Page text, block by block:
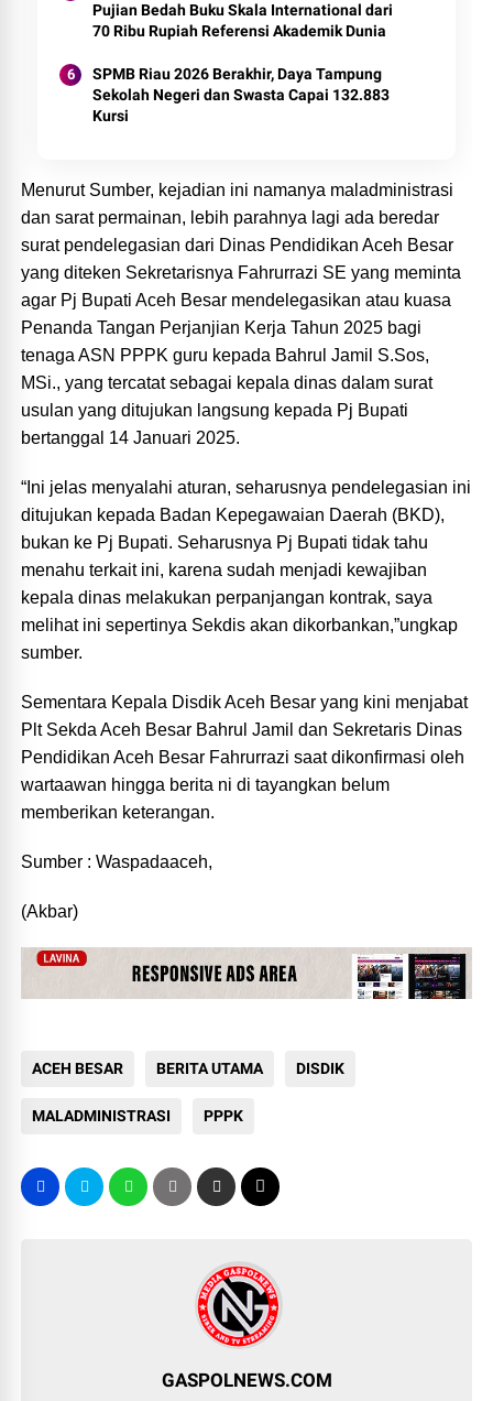
Pujian Bedah Buku Skala International dari
70 Ribu Rupiah Referensi Akademik Dunia
SPMB Riau 2026 Berakhir, Daya Tampung
Sekolah Negeri dan Swasta Capai 132.883
Kursi
Menurut Sumber, kejadian ini namanya maladministrasi
dan sarat permainan, lebih parahnya lagi ada beredar
surat pendelegasian dari Dinas Pendidikan Aceh Besar
yang diteken Sekretarisnya Fahrurrazi SE yang meminta
agar Pj Bupati Aceh Besar mendelegasikan atau kuasa
Penanda Tangan Perjanjian Kerja Tahun 2025 bagi
tenaga ASN PPPK guru kepada Bahrul Jamil S.Sos,
MSi., yang tercatat sebagai kepala dinas dalam surat
usulan yang ditujukan langsung kepada Pj Bupati
bertanggal 14 Januari 2025.
“Ini jelas menyalahi aturan, seharusnya pendelegasian ini
ditujukan kepada Badan Kepegawaian Daerah (BKD),
bukan ke Pj Bupati. Seharusnya Pj Bupati tidak tahu
menahu terkait ini, karena sudah menjadi kewajiban
kepala dinas melakukan perpanjangan kontrak, saya
melihat ini sepertinya Sekdis akan dikorbankan,”ungkap
sumber.
Sementara Kepala Disdik Aceh Besar yang kini menjabat
Plt Sekda Aceh Besar Bahrul Jamil dan Sekretaris Dinas
Pendidikan Aceh Besar Fahrurrazi saat dikonfirmasi oleh
wartaawan hingga berita ni di tayangkan belum
memberikan keterangan.
Sumber : Waspadaaceh,
(Akbar)
ACEH BESAR BERITA UTAMA DISDIK
MALADMINISTRASI PPPK
GASPOLNEWS.COM